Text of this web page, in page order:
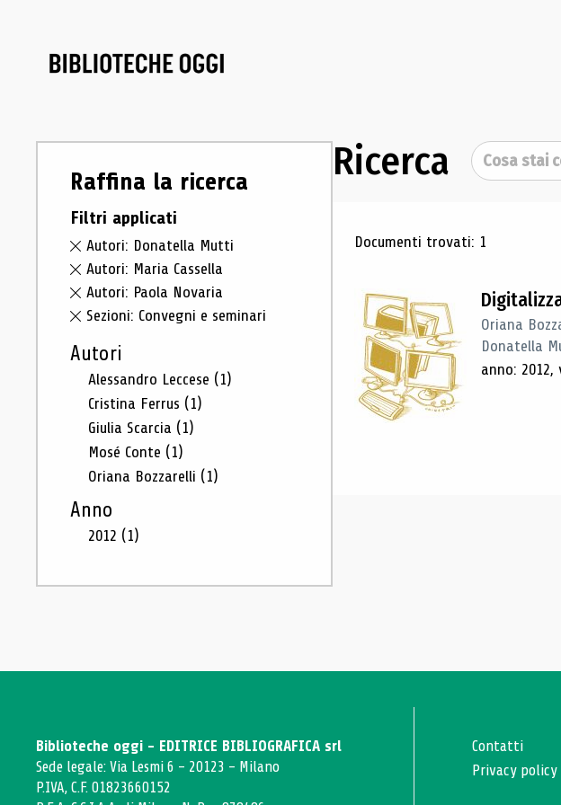
Raffina la ricerca
Filtri applicati
Autori: Donatella Mutti
Autori: Maria Cassella
Autori: Paola Novaria
Sezioni: Convegni e seminari
Autori
Alessandro Leccese (1)
Cristina Ferrus (1)
Giulia Scarcia (1)
Mosé Conte (1)
Oriana Bozzarelli (1)
Anno
2012 (1)
Ricerca Cerca
Risultati di
Documenti trovati: 1
Oriana
Donatella
anno: 2012,
Biblioteche oggi - EDITRICE BIBLIOGRAFICA srl
Sede legale: Via Lesmi 6 - 20123 - Milano
P.IVA, C.F. 01823660152
Contatti
Privacy policy